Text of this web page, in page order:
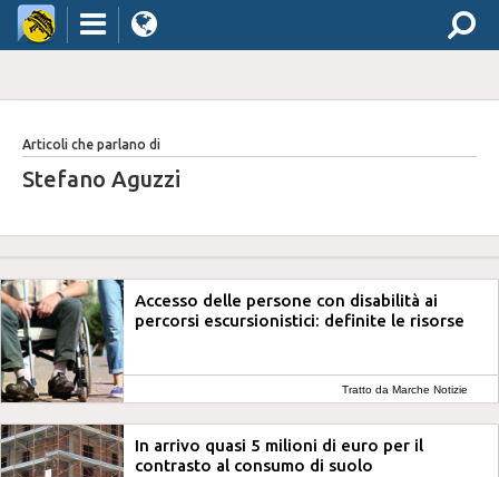
Articoli che parlano di
Stefano Aguzzi
Accesso delle persone con disabilità ai
percorsi escursionistici: definite le risorse
Tratto da Marche Notizie
In arrivo quasi 5 milioni di euro per il
contrasto al consumo di suolo